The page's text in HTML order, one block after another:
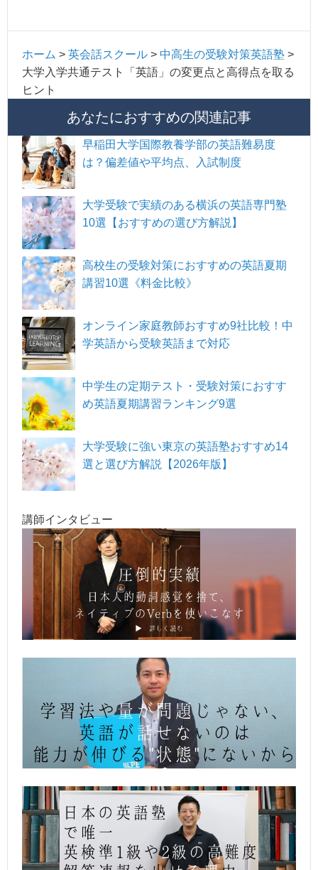
ホーム > 英会話スクール > 中高生の受験対策英語塾 >
大学入学共通テスト「英語」の変更点と高得点を取る
ヒント
あなたにおすすめの関連記事
早稲田大学国際教養学部の英語難易度
は？偏差値や平均点、入試制度
大学受験で実績のある横浜の英語専門塾
10選【おすすめの選び方解説】
高校生の受験対策におすすめの英語夏期
講習10選《料金比較》
オンライン家庭教師おすすめ9社比較！中
学英語から受験英語まで対応
中学生の定期テスト・受験対策におすす
め英語夏期講習ランキング9選
大学受験に強い東京の英語塾おすすめ14
選と選び方解説【2026年版】
講師インタビュー